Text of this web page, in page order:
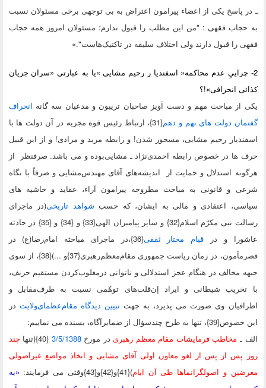
پاسخ یکی از اعضاء پیرامون اعتراض به بی ‌توجهی برخی مسئولان نسبت
فقهی : "من این مطلب را قبول ندارم؛ مسئولان امروز همه حجاب
را قبول دارند ولی اختلاف سلیقه در تاکتیک‌هاست".»
عدم محاکمه« اسفندیا ر رحیم مشایی »یا به عبارتی «سران جریان
انحرافی»!؟
از مباحث مهم و دست آویز صاحبان تریبون و مدعیان سه گانهانحراف
دولت های نهم و دهم {31}
، ارتباط رئیس قوه مجریه در آن دولت ها با
رحیم مشایی، مسحور شدن! و رابطه مرید و مرادی! و از این قبیل
ها در خصوص رابطه احمدی‌نژاد ـ مشاییبوده و می باشد. صرفنظر از
استدلال و حمایت از اندیشه‌های آقای مهندس‌مشایی و صرفاً با نگاه
و قانونی به مباحث مطروحه پیرامون آراء، عقاید و حاشیه های
اعتقادی و مالی به ایشان، که حسبشواهد تاریخی(در ماجرای
نبی مکرّم اسلام{32}
و سایر پیامبران الهی{33} و {34} و {35} در حادثه
و در قیام مختار ثقفی
،در ماجرای مباحثه امام‌رضا(ع) در
در زمان ریاست ‌جمهوری مقام‌معظم‌رهبری{37}
و ...){38}، از سوی
مخالف در هنگام عجز استدلالی و ناتوانی درمغلوب‌کردن مستقیم حریف،
شیطانی و ایراد إن‌قلت‌های توهّمی نسبت به طرف‌مقابل و
وی صورت می پذیرد، به جهت تبیین دیدگاه مقام‌عظمای‌ولایتدر
چندسؤال از ضمایرآگاه، بسنده می نماییم:
مخاطب فرمایشات مقام معظم رهبری در مورخ 3/5/1388{40}(تنها
چند
پس از پس از لغو معاون اولی آقای مشایی و اتخاذ مواضع غیراصولی
و اصولگرانماها طی آن ایام){41}و{42}و{43}وقتی می فرمایند:
«به